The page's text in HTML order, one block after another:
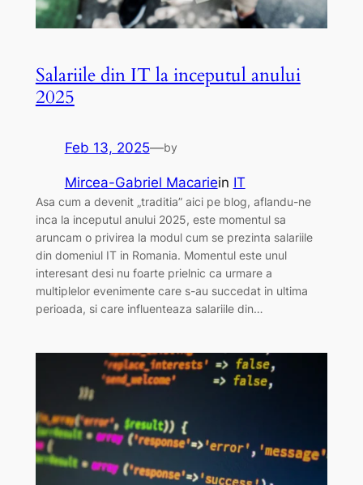
Salariile din IT la inceputul anului
2025
Feb 13, 2025—by
Mircea-Gabriel Macariein IT
Asa cum a devenit „traditia” aici pe blog, aflandu-ne
inca la inceputul anului 2025, este momentul sa
aruncam o privirea la modul cum se prezinta salariile
din domeniul IT in Romania. Momentul este unul
interesant desi nu foarte prielnic ca urmare a
multiplelor evenimente care s-au succedat in ultima
perioada, si care influenteaza salariile din…